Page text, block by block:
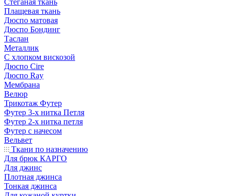
Стеганая ткань
Плащевая ткань
Дюспо матовая
Дюспо Бондинг
Таслан
Металлик
С хлопком вискозой
Дюспо Cire
Дюспо Ray
Мембрана
Велюр
Трикотаж Футер
Футер 3-х нитка Петля
Футер 2-х нитка петля
Футер с начесом
Вельвет
Ткани по назначению
Для брюк КАРГО
Для джинс
Плотная джинса
Тонкая джинса